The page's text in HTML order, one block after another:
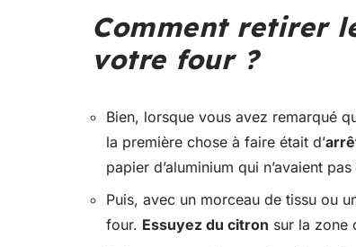
Comment retirer
votre four ?
Bien, lorsque vous avez remarqué
la première chose à faire était d’
papier d’aluminium qui n’avaient
Puis, avec un morceau de tissu ou
four. Essuyez du citron sur la zone